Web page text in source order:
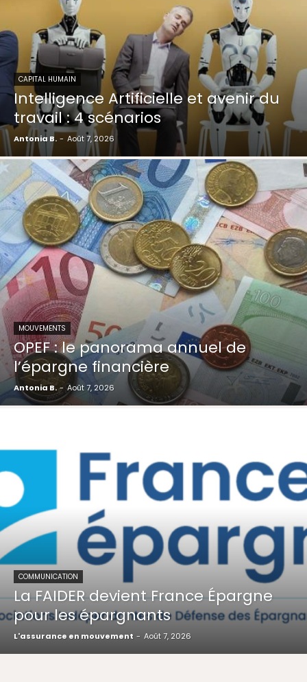
CAPITAL HUMAIN
Intelligence Artificielle et avenir du
travail : 4 scénarios
Antonia B. - Août 7, 2026
MOUVEMENTS
OPEF : le panorama annuel de
l’épargne financière
Antonia B. - Août 7, 2026
COMMUNICATION
La FAIDER devient France Épargne
pour les épargnants
L'assurance en mouvement - Août 7, 2026